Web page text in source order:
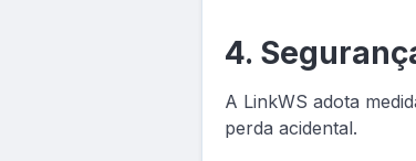
4.
A LinkWS adota
perda acidental.